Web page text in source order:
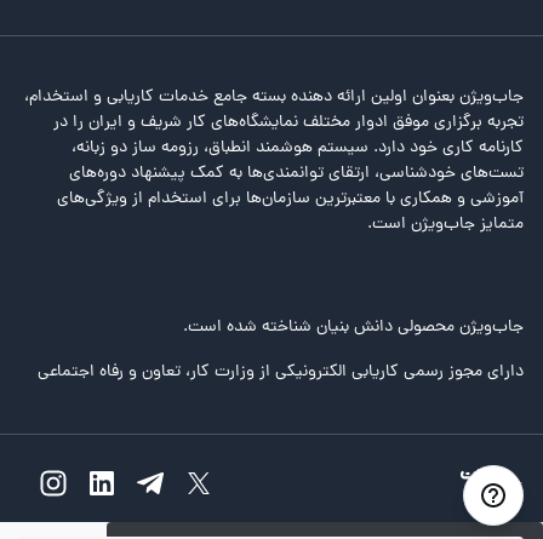
جاب‌ویژن بعنوان اولین ارائه دهنده بسته جامع خدمات کاریابی و استخدام،
تجربه برگزاری موفق ادوار مختلف نمایشگاه‌های کار شریف و ایران را در
کارنامه کاری خود دارد. سیستم هوشمند انطباق، رزومه ساز دو زبانه،
تست‌های خودشناسی، ارتقای توانمندی‌ها به کمک پیشنهاد دوره‌های
آموزشی و همکاری با معتبرترین سازمان‌ها برای استخدام از ویژگی‌های
متمایز جاب‌ویژن است.
جاب‌ویژن محصولی دانش بنیان شناخته شده است.
دارای مجوز رسمی کاریابی الکترونیکی از وزارت کار، تعاون و رفاه اجتماعی